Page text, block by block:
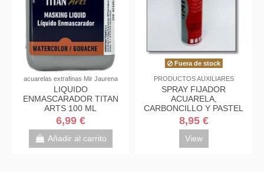
acuarelas extrafinas Mir Jaurena
LIQUIDO
ENMASCARADOR TITAN
ARTS 100 ML
6,99 €
Añadir al carrito
Fuera de stock
PRODUCTOS AUXILIARES
SPRAY FIJADOR
ACUARELA,
CARBONCILLO Y PASTEL
MIR 250ML
8,95 €
View